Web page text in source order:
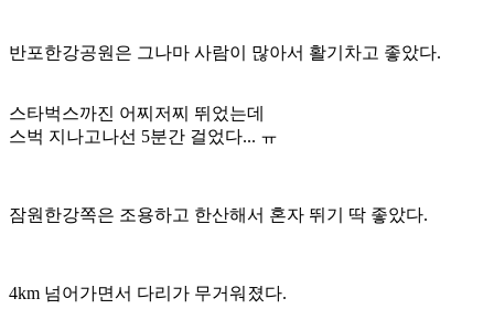
반포한강공원은 그나마 사람이 많아서 활기차고 좋았다.
스타벅스까진 어찌저찌 뛰었는데
스벅 지나고나선 5분간 걸었다... ㅠ
잠원한강쪽은 조용하고 한산해서 혼자 뛰기 딱 좋았다.
4km 넘어가면서 다리가 무거워졌다.